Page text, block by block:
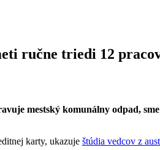
ručne triedi 12
mestský komunálny odpad,
karty, ukazuje štúdia vedcov z